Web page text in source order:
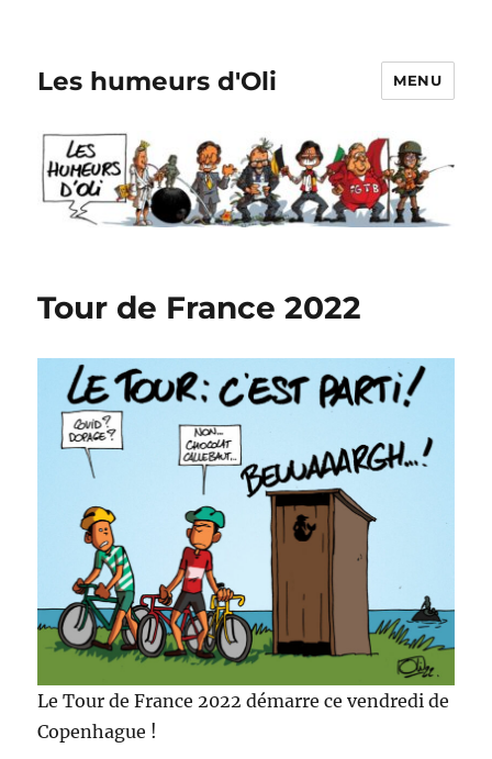
Les humeurs d'Oli MENU
Tour de France 2022
Le Tour de France 2022 démarre ce vendredi de
Copenhague !